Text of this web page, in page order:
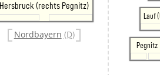
Hersbruck (rechts Pegnitz)
Nordbayern (D)
Lauf
Pegnitz